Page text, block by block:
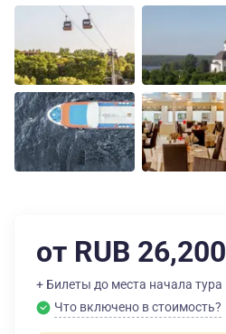
от RUB 26,200
+ Билеты до места начала тура
Что включено в стоимость?